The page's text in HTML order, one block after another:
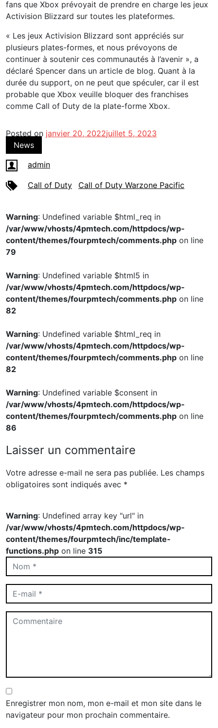
fans que Xbox prévoyait de prendre en charge les jeux
Activision Blizzard sur toutes les plateformes.
« Les jeux Activision Blizzard sont appréciés sur
plusieurs plates-formes, et nous prévoyons de
continuer à soutenir ces communautés à l’avenir », a
déclaré Spencer dans un article de blog. Quant à la
durée du support, on ne peut que spéculer, car il est
probable que Xbox veuille bloquer des franchises
comme Call of Duty de la plate-forme Xbox.
Posted on janvier 20, 2022juillet 5, 2023
News
admin
Call of Duty Call of Duty Warzone Pacific
Warning: Undefined variable $html_req in
/var/www/vhosts/4pmtech.com/httpdocs/wp-
content/themes/fourpmtech/comments.php on line
79
Warning: Undefined variable $html5 in
/var/www/vhosts/4pmtech.com/httpdocs/wp-
content/themes/fourpmtech/comments.php on line
82
Warning: Undefined variable $html_req in
/var/www/vhosts/4pmtech.com/httpdocs/wp-
content/themes/fourpmtech/comments.php on line
82
Warning: Undefined variable $consent in
/var/www/vhosts/4pmtech.com/httpdocs/wp-
content/themes/fourpmtech/comments.php on line
86
Laisser un commentaire
Votre adresse e-mail ne sera pas publiée. Les champs
obligatoires sont indiqués avec *
Warning: Undefined array key "url" in
/var/www/vhosts/4pmtech.com/httpdocs/wp-
content/themes/fourpmtech/inc/template-
functions.php on line 315
Enregistrer mon nom, mon e-mail et mon site dans le
navigateur pour mon prochain commentaire.